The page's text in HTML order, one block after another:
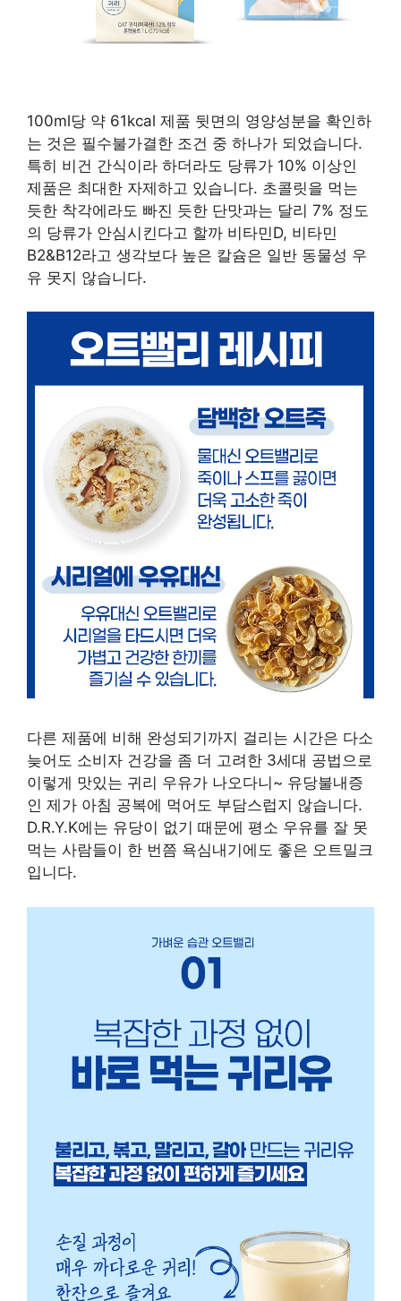
100ml당 약 61kcal 제품 뒷면의 영양성분을 확인하
는 것은 필수불가결한 조건 중 하나가 되었습니다.
특히 비건 간식이라 하더라도 당류가 10% 이상인
제품은 최대한 자제하고 있습니다. 초콜릿을 먹는
듯한 착각에라도 빠진 듯한 단맛과는 달리 7% 정도
의 당류가 안심시킨다고 할까 비타민D, 비타민
B2&B12라고 생각보다 높은 칼슘은 일반 동물성 우
유 못지 않습니다.
다른 제품에 비해 완성되기까지 걸리는 시간은 다소
늦어도 소비자 건강을 좀 더 고려한 3세대 공법으로
이렇게 맛있는 귀리 우유가 나오다니~ 유당불내증
인 제가 아침 공복에 먹어도 부담스럽지 않습니다.
D.R.Y.K에는 유당이 없기 때문에 평소 우유를 잘 못
먹는 사람들이 한 번쯤 욕심내기에도 좋은 오트밀크
입니다.